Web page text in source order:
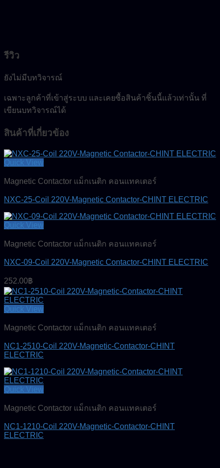
รีวิว
ยังไม่มีบทวิจารณ์
เฉพาะลูกค้าที่เข้าสู่ระบบ และเคยซื้อสินค้าชิ้นนี้แล้วเท่านั้น ที่
เขียนบทวิจารณ์ได้
สินค้าที่เกี่ยวข้อง
Quick View
Magnetic Contactor แม็กเนติก คอนแทคเตอร์
NXC-25-Coil 220V-Magnetic Contactor-CHINT ELECTRIC
Quick View
Magnetic Contactor แม็กเนติก คอนแทคเตอร์
NXC-09-Coil 220V-Magnetic Contactor-CHINT ELECTRIC
252.00฿
Quick View
Magnetic Contactor แม็กเนติก คอนแทคเตอร์
NC1-2510-Coil 220V-Magnetic-Contactor-CHINT
ELECTRIC
Quick View
Magnetic Contactor แม็กเนติก คอนแทคเตอร์
NC1-1210-Coil 220V-Magnetic-Contactor-CHINT
ELECTRIC